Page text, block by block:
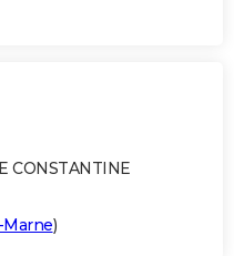
CONSTANTINE
)